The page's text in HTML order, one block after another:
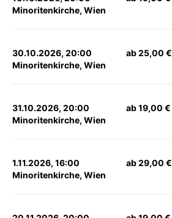
Minoritenkirche, Wien
30.10.2026, 20:00
Minoritenkirche, Wien
ab 25,00 €
31.10.2026, 20:00
Minoritenkirche, Wien
ab 19,00 €
1.11.2026, 16:00
Minoritenkirche, Wien
ab 29,00 €